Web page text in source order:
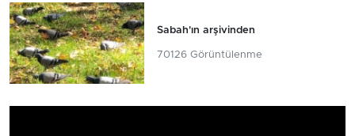
Sabah'ın arşivinden
70126 Görüntülenme